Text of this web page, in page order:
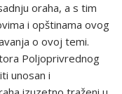
oraha, a s tim
i opštinama ovog
o ovoj temi.
Poljoprivrednog
unosan i